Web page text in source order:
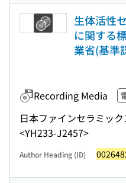
生体活性
に関する
業省(基準
Recording Media
日本ファインセラミッ
<YH233-J2457>
Author Heading (ID)